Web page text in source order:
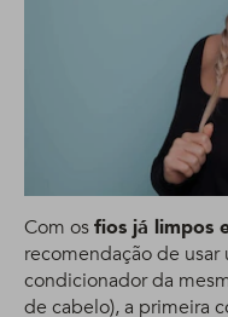
Com osfios já limpos
recomendação de
condicionador da
de cabelo), a primeira